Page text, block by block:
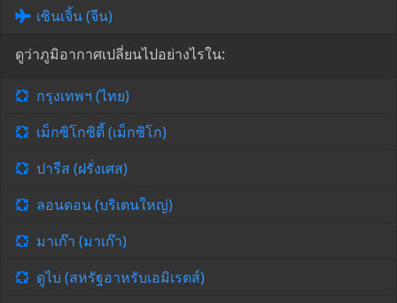
เซินเจิ้น (จีน)
ดูว่าภูมิอากาศเปลี่ยนไปอย่างไรใน:
กรุงเทพฯ (ไทย)
เม็กซิโกซิตี้ (เม็กซิโก)
ปารีส (ฝรั่งเศส)
ลอนดอน (บริเตนใหญ่)
มาเก๊า (มาเก๊า)
ดูไบ (สหรัฐอาหรับเอมิเรตส์)